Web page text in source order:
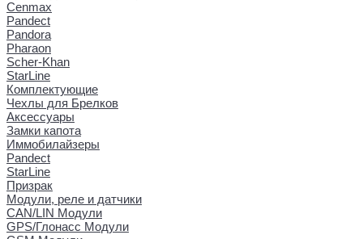
Cenmax
Pandect
Pandora
Pharaon
Scher-Khan
StarLine
Комплектующие
Чехлы для Брелков
Аксессуары
Замки капота
Иммобилайзеры
Pandect
StarLine
Призрак
Модули, реле и датчики
CAN/LIN Модули
GPS/Глонасс Модули